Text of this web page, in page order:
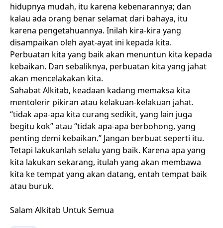
hidupnya mudah, itu karena kebenarannya; dan
kalau ada orang benar selamat dari bahaya, itu
karena pengetahuannya. Inilah kira-kira yang
disampaikan oleh ayat-ayat ini kepada kita.
Perbuatan kita yang baik akan menuntun kita kepada
kebaikan. Dan sebaliknya, perbuatan kita yang jahat
akan mencelakakan kita.
Sahabat Alkitab, keadaan kadang memaksa kita
mentolerir pikiran atau kelakuan-kelakuan jahat.
“tidak apa-apa kita curang sedikit, yang lain juga
begitu kok” atau “tidak apa-apa berbohong, yang
penting demi kebaikan.” Jangan berbuat seperti itu.
Tetapi lakukanlah selalu yang baik. Karena apa yang
kita lakukan sekarang, itulah yang akan membawa
kita ke tempat yang akan datang, entah tempat baik
atau buruk.
Salam Alkitab Untuk Semua